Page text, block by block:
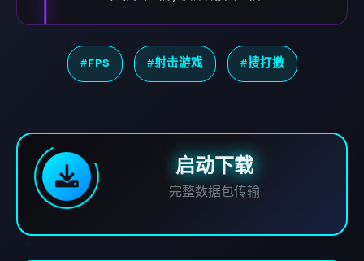
#FPS #射击游戏 #搜打撤
启动下载
完整数据包传输